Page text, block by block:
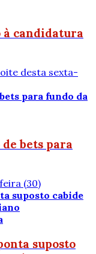
candidatura
desta sexta-
bets para
(30)
suposto